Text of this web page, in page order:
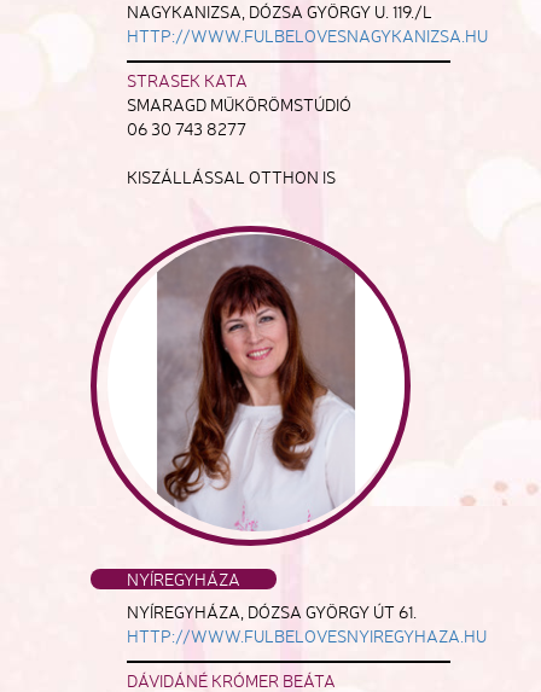
NAGYKANIZSA, DÓZSA GYÖRGY U. 119./L
HTTP://WWW.FULBELOVESNAGYKANIZSA.HU
STRASEK KATA
SMARAGD MŰKÖRÖMSTÚDIÓ
06 30 743 8277
KISZÁLLÁSSAL OTTHON IS
NYÍREGYHÁZA
NYÍREGYHÁZA, DÓZSA GYÖRGY ÚT 61.
HTTP://WWW.FULBELOVESNYIREGYHAZA.HU
DÁVIDÁNÉ KRÓMER BEÁTA